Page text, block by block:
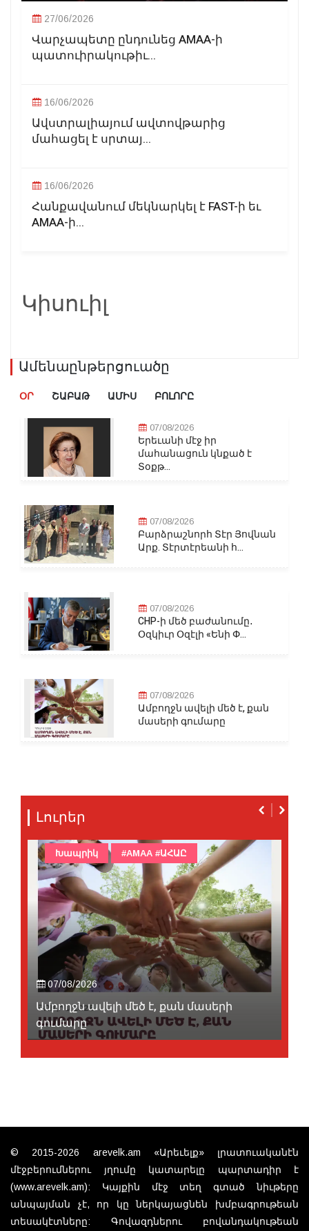
27/06/2026
Վարչապետը ընդունեց AMAA-ի
պատուիրակութիւ...
16/06/2026
Ավստրալիայում ավտովթարից
մահացել է սրտայ...
16/06/2026
Հանքավանում մեկնարկել է FAST-ի եւ
AMAA-ի...
Կիսուիլ
Ամենաընթերցուածը
ՕՐ ՇԱԲԱԹ ԱՄԻՍ ԲՈԼՈՐԸ
07/08/2026
Երեւանի մէջ իր
մահանացուն կնքած է
Տօքթ...
07/08/2026
Բարձրաշնորհ Տէր Յովնան
Արք. Տէրտէրեանի հ...
07/08/2026
CHP-ի մեծ բաժանումը․
Օզկիւր Օզէլի «Ենի Փ...
07/08/2026
Ամբողջն ավելի մեծ է, քան
մասերի գումարը
Լուրեր
07/08/2026
Ամբողջն ավելի մեծ է, քան մասերի
գումարը
Խապրիկ #AMAA #ԱՀԱԸ
© 2015-2026 arevelk.am «Արեւելք» լրատուականէն
մէջբերումներու յղումը կատարելը պարտադիր է
(www.arevelk.am): Կայքին մէջ տեղ գտած նիւթերը
անպայման չէ, որ կը ներկայացնեն խմբագրութեան
տեսակէտները: Գովազդներու բովանդակութեան